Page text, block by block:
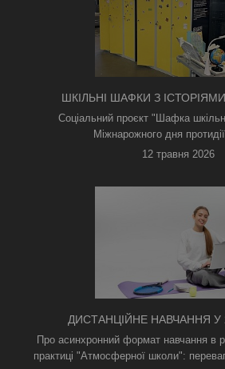
ШКІЛЬНІ ШАФКИ З
З'ЯВИЛИСЯ В
Соціальний проєкт "Шафка
Міжнарожного дня
12 травня 2026
ДИСТАНЦІЙНЕ НАВЧАННЯ У
ТРИВОГАМИ ТА БЕЗ СВІТЛА:
ФОРМАТ РЯТУЄ
Про асинхронний формат навчання в
практиці "Атмосферної школи":